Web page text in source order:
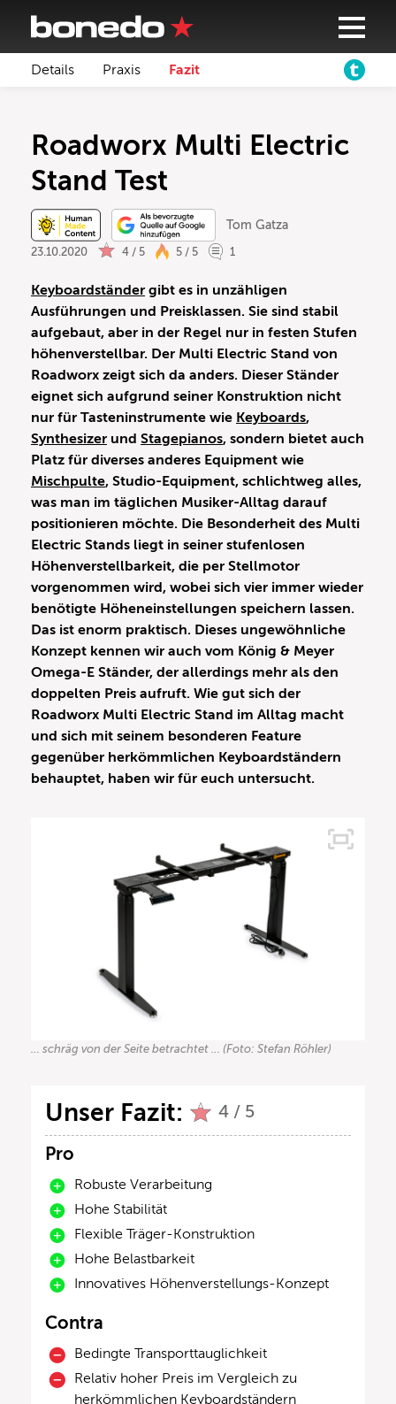
Details Praxis Fazit
Roadworx Multi Electric
Stand Test
Tom Gatza
23.10.2020 4 / 5 5 / 5 1
Keyboardständer gibt es in unzähligen
Ausführungen und Preisklassen. Sie sind stabil
aufgebaut, aber in der Regel nur in festen Stufen
höhenverstellbar. Der Multi Electric Stand von
Roadworx zeigt sich da anders. Dieser Ständer
eignet sich aufgrund seiner Konstruktion nicht
nur für Tasteninstrumente wie Keyboards,
Synthesizer und Stagepianos, sondern bietet auch
Platz für diverses anderes Equipment wie
Mischpulte, Studio-Equipment, schlichtweg alles,
was man im täglichen Musiker-Alltag darauf
positionieren möchte. Die Besonderheit des Multi
Electric Stands liegt in seiner stufenlosen
Höhenverstellbarkeit, die per Stellmotor
vorgenommen wird, wobei sich vier immer wieder
benötigte Höheneinstellungen speichern lassen.
Das ist enorm praktisch. Dieses ungewöhnliche
Konzept kennen wir auch vom König & Meyer
Omega-E Ständer, der allerdings mehr als den
doppelten Preis aufruft. Wie gut sich der
Roadworx Multi Electric Stand im Alltag macht
und sich mit seinem besonderen Feature
gegenüber herkömmlichen Keyboardständern
behauptet, haben wir für euch untersucht.
… schräg von der Seite betrachtet … (Foto: Stefan Röhler)
Unser Fazit: 4 / 5
Pro
Robuste Verarbeitung
Hohe Stabilität
Flexible Träger-Konstruktion
Hohe Belastbarkeit
Innovatives Höhenverstellungs-Konzept
Contra
Bedingte Transporttauglichkeit
Relativ hoher Preis im Vergleich zu
herkömmlichen Keyboardständern